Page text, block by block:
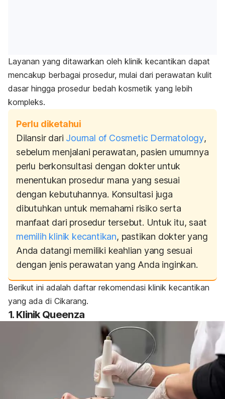
Layanan yang ditawarkan oleh klinik kecantikan dapat
mencakup berbagai prosedur, mulai dari perawatan kulit
dasar hingga prosedur bedah kosmetik yang lebih
kompleks.
Perlu diketahui
Dilansir dari Journal of Cosmetic Dermatology,
sebelum menjalani perawatan, pasien umumnya
perlu berkonsultasi dengan dokter untuk
menentukan prosedur mana yang sesuai
dengan kebutuhannya. Konsultasi juga
dibutuhkan untuk memahami risiko serta
manfaat dari prosedur tersebut. Untuk itu, saat
memilih klinik kecantikan, pastikan dokter yang
Anda datangi memiliki keahlian yang sesuai
dengan jenis perawatan yang Anda inginkan.
Berikut ini adalah daftar rekomendasi klinik kecantikan
yang ada di Cikarang.
1. Klinik Queenza